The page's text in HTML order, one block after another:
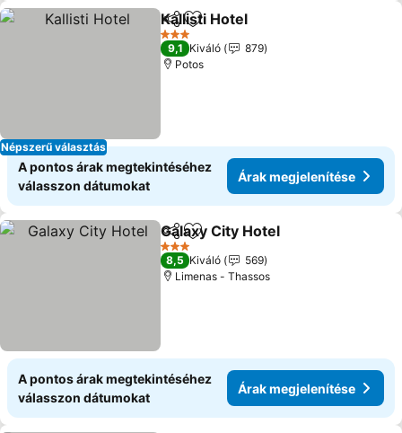
Népszerű választás
Megosztás
Hozzáadás a kedvencekhez
Kallisti Hotel
3 Kategória
9,1 Kiváló
879
Potos
A pontos árak megtekintéséhez
válasszon dátumokat
Árak megjelenítése
Megosztás
Hozzáadás a kedvencekhez
Galaxy City Hotel
3 Kategória
8,5 Kiváló
569
Limenas - Thassos
A pontos árak megtekintéséhez
válasszon dátumokat
Árak megjelenítése